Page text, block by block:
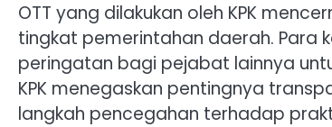
OTT yang dilakukan oleh KPK
tingkat pemerintahan daerah. Para
peringatan bagi pejabat lainnya
KPK menegaskan pentingnya
langkah pencegahan terhadap